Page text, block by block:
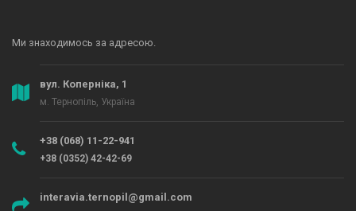
Ми знаходимось за адресою.
вул. Коперніка, 1
м. Тернопіль, Україна
+38 (068) 11-22-941
+38 (0352) 42-42-69
interavia.ternopil@gmail.com